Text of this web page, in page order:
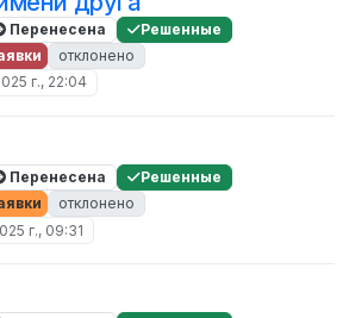
Перенесена
Решенные
отклонено
г., 22:04
Перенесена
Решенные
отклонено
г., 09:31